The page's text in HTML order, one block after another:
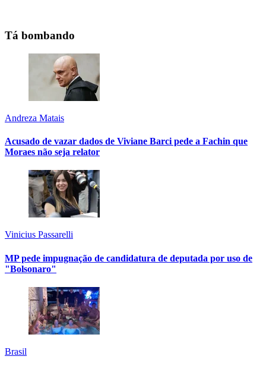
Tá bombando
Andreza Matais
Acusado de vazar dados de Viviane Barci pede a Fachin que
Moraes não seja relator
Vinicius Passarelli
MP pede impugnação de candidatura de deputada por uso de
"Bolsonaro"
Brasil